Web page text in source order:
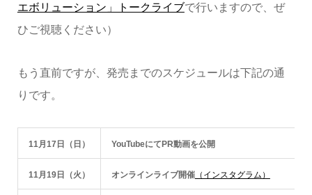
エボリューション」トークライブで行いますので、ぜ
ひご視聴ください）
もう直前ですが、発売までのスケジュールは下記の通
りです。
11月17日（日） YouTubeにてPR動画を公開
11月19日（火） オンラインライブ開催（インスタグラム）